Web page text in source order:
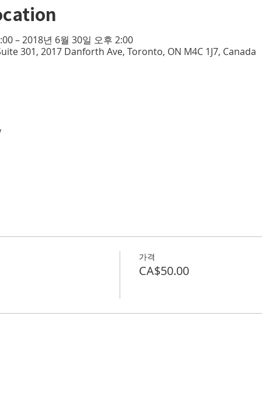
– 2018년 6월 30일 오후 2:00
301, 2017 Danforth Ave, Toronto, ON M4C 1J7, Canada
가격
CA$50.00